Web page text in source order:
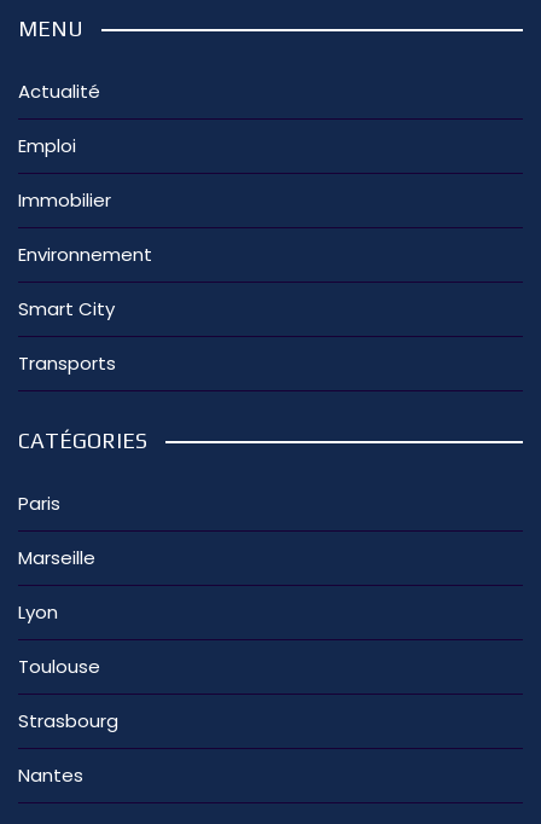
MENU
Actualité
Emploi
Immobilier
Environnement
Smart City
Transports
CATÉGORIES
Paris
Marseille
Lyon
Toulouse
Strasbourg
Nantes